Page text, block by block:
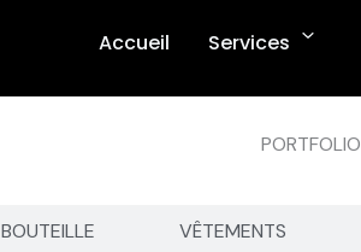
Accueil Services
PORTFOLIO
BOUTEILLE VÊTEMENTS